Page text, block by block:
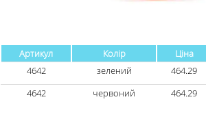
Артикул Колір Ціна
4642
зелений
464.29
4642
червоний 464.29